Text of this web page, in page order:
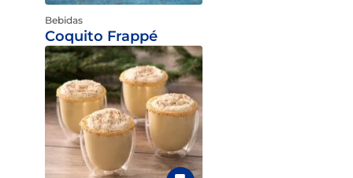
Bebidas
Coquito Frappé